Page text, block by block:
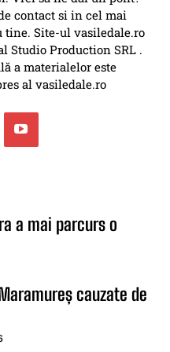
contact si in cel mai
tine. Site-ul vasiledale.ro
Studio Production SRL .
a materialelor este
al vasiledale.ro
a mai parcurs o
cauzate de